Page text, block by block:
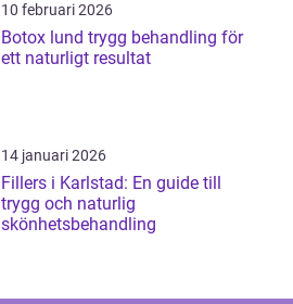
10 februari 2026
Botox lund trygg behandling för
ett naturligt resultat
14 januari 2026
Fillers i Karlstad: En guide till
trygg och naturlig
skönhetsbehandling